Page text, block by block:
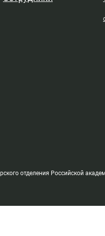
отделения Российской